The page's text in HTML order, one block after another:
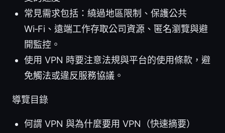
常見需求包括：繞過地區限制、保護公共
Wi‑Fi、遠端工作存取公司資源、匿名瀏覽與避
開監控。
使用 VPN 時要注意法規與平台的使用條款，避
免觸法或違反服務協議。
導覽目錄
何謂 VPN 與為什麼要用 VPN（快速摘要）